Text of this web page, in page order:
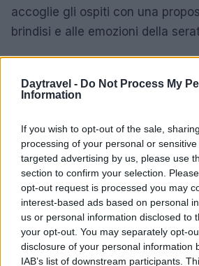
Daytravel - Do Not Process My
Information
If you wish to opt-out of the sale,
processing of your personal or
targeted advertising by us, please use
section to confirm your selection.
opt-out request is processed you may
interest-based ads based on personal
us or personal information disclosed to
your opt-out. You may separately opt-
disclosure of your personal information
IAB’s list of downstream participants.
accoglie gli ospiti con una
brindisi e alle emozioni della
Nel cuore del Monferrato,
temaAmori & Incantesimiil borgo
luogo sospeso nel tempo,
misteriosi, musiche evocative e
all’amore e alla tradizione. La via
trasforma in una passeggiata
incontro è una sorpresa. Lungo
potranno incontrare cartomanti,